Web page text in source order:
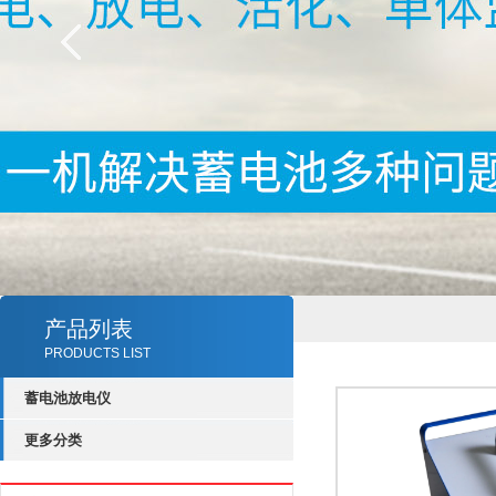
产品列表
PRODUCTS LIST
蓄电池放电仪
更多分类